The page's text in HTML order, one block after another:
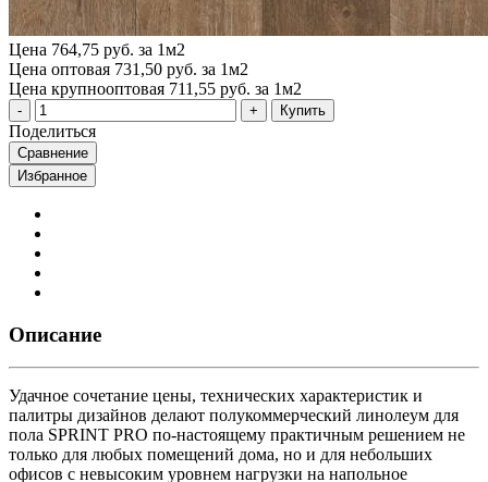
Цена 764,75 руб. за 1м2
Цена оптовая 731,50 руб. за 1м2
Цена крупнооптовая 711,55 руб. за 1м2
Купить
Поделиться
Сравнение
Избранное
Описание
Удачное сочетание цены, технических характеристик и
палитры дизайнов делают полукоммерческий линолеум для
пола SPRINT PRO по-настоящему практичным решением не
только для любых помещений дома, но и для небольших
офисов с невысоким уровнем нагрузки на напольное